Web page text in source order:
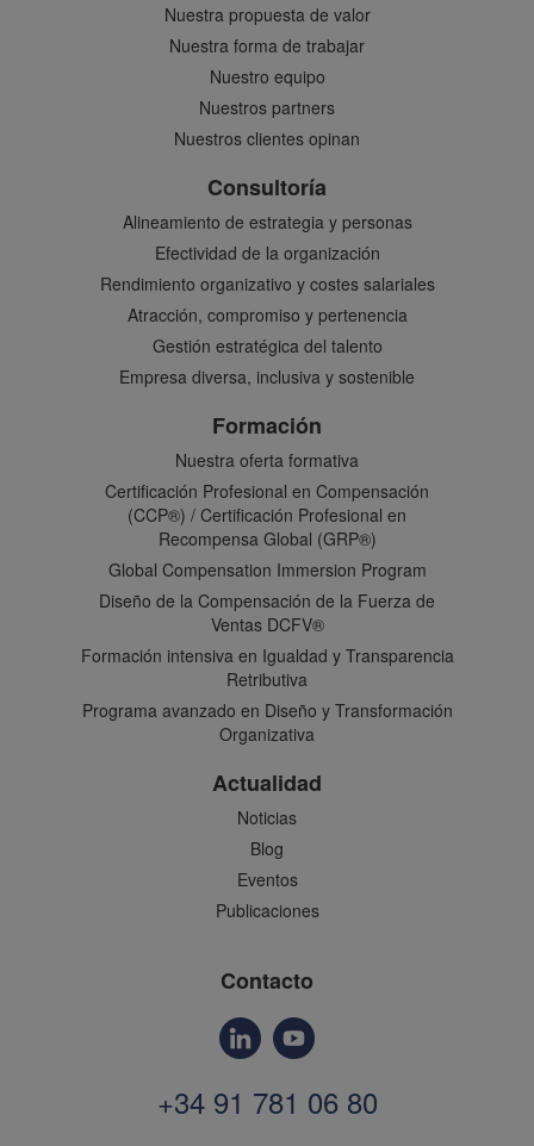
Nuestra propuesta de valor
Nuestra forma de trabajar
Nuestro equipo
Nuestros partners
Nuestros clientes opinan
Consultoría
Alineamiento de estrategia y personas
Efectividad de la organización
Rendimiento organizativo y costes salariales
Atracción, compromiso y pertenencia
Gestión estratégica del talento
Empresa diversa, inclusiva y sostenible
Formación
Nuestra oferta formativa
Certificación Profesional en Compensación
(CCP®) / Certificación Profesional en
Recompensa Global (GRP®)
Global Compensation Immersion Program
Diseño de la Compensación de la Fuerza de
Ventas DCFV®
Formación intensiva en Igualdad y Transparencia
Retributiva
Programa avanzado en Diseño y Transformación
Organizativa
Actualidad
Noticias
Blog
Eventos
Publicaciones
Contacto
+34 91 781 06 80